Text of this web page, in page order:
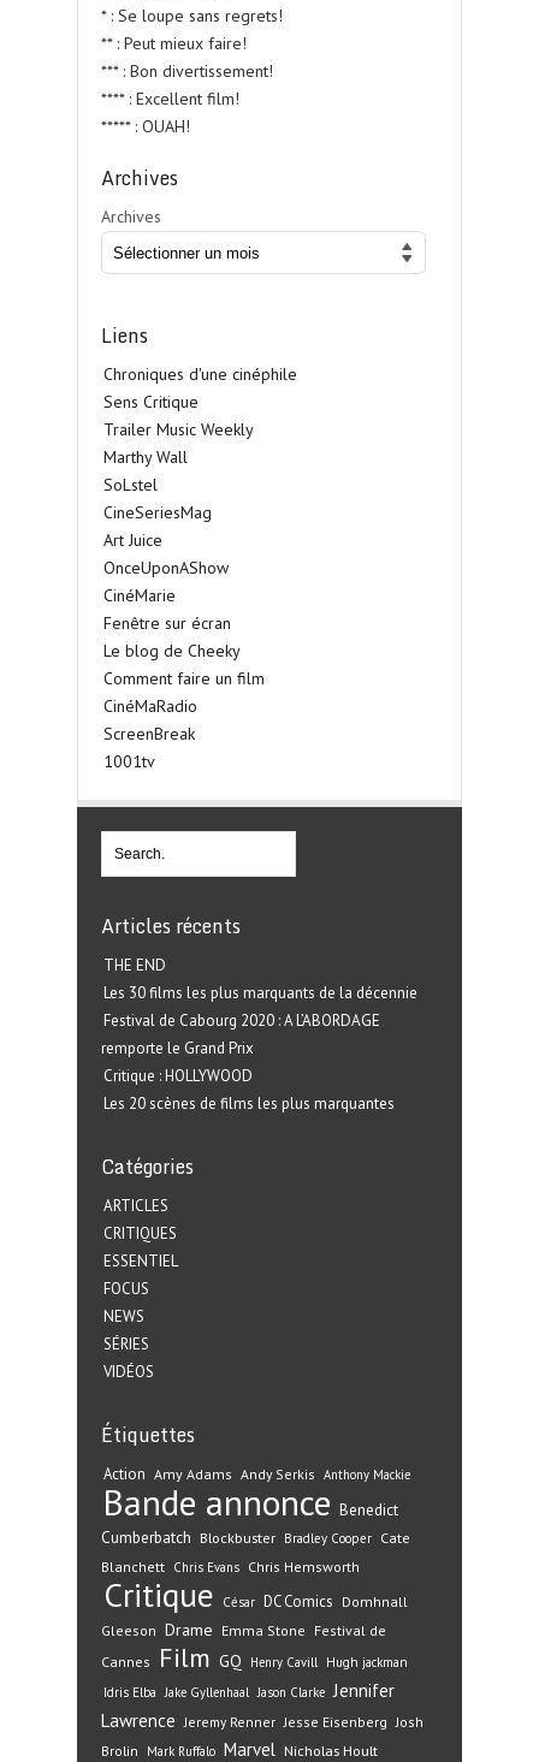
* : Se loupe sans regrets!
** : Peut mieux faire!
*** : Bon divertissement!
**** : Excellent film!
***** : OUAH!
Archives
Archives
Liens
Chroniques d'une cinéphile
Sens Critique
Trailer Music Weekly
Marthy Wall
SoLstel
CineSeriesMag
Art Juice
OnceUponAShow
CinéMarie
Fenêtre sur écran
Le blog de Cheeky
Comment faire un film
CinéMaRadio
ScreenBreak
1001tv
Articles récents
THE END
Les 30 films les plus marquants de la décennie
Festival de Cabourg 2020 : A L’ABORDAGE
remporte le Grand Prix
Critique : HOLLYWOOD
Les 20 scènes de films les plus marquantes
Catégories
ARTICLES
CRITIQUES
ESSENTIEL
FOCUS
NEWS
SÉRIES
VIDÉOS
Étiquettes
Action Amy Adams Andy Serkis Anthony Mackie
Bande annonce Benedict
Cumberbatch Blockbuster Bradley Cooper Cate
Blanchett Chris Evans Chris Hemsworth
Critique César DC Comics Domhnall
Gleeson Drame Emma Stone Festival de
Cannes
Film GQ Henry Cavill Hugh jackman
Idris Elba Jake Gyllenhaal Jason Clarke Jennifer
Lawrence Jeremy Renner Jesse Eisenberg Josh
Brolin
Mark Ruffalo Marvel Nicholas Hoult